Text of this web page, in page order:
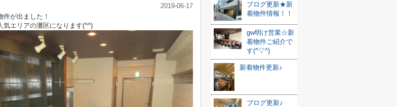
2019-06-17
件が出ました！
気エリアの灘区になります(^^)
ブログ更新★新
着物件情報！！
gw明け営業☆新
着物件ご紹介で
す(^▽^)
新着物件更新♪
ブログ更新♪